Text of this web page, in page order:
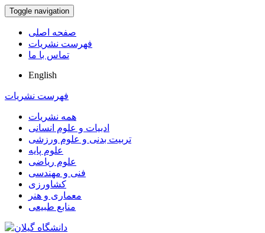
Toggle navigation
صفحه اصلی
فهرست نشریات
تماس با ما
English
فهرست نشریات
همه نشریات
ادبیات و علوم انسانی
تربیت بدنی و علوم ورزشی
علوم پایه
علوم ریاضی
فنی و مهندسی
کشاورزی
معماری و هنر
منابع طبیعی